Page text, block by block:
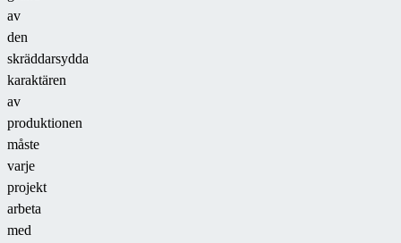
av
den
skräddarsydda
karaktären
av
produktionen
måste
varje
projekt
arbeta
med